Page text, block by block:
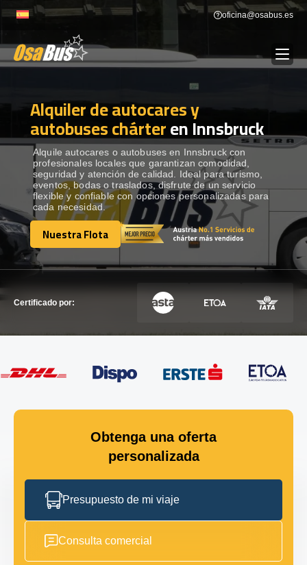
to
oficina@osabus.es
ALQUILER DE AUTOCARES
DESTINOS Show dropdown
RECORRIDAS Show dropdown
FLOTA
Alquiler de autocares y
autobuses chárteren Innsbruck
Alquile autocares o autobuses en Innsbruck con
profesionales locales que garantizan comodidad,
seguridad y atención de calidad. Ideal para turismo,
eventos, bodas o traslados, disfrute de un servicio
flexible y confiable con opciones personalizadas para
cada necesidad.
Nuestra Flota
Nuestra Flota
Certificado por:
Obtenga una oferta
personalizada
Presupuesto de mi viaje
Consulta comercial